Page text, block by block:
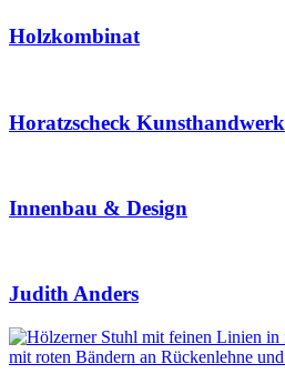
Holzkombinat
Horatzscheck Kunsthandwerk
Innenbau & Design
Judith Anders